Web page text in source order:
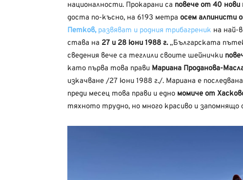
националности. Прокарани са повече от 40
доста по-късно, на 6193 метра осем алпинисти
Петков, развяват и родния трибагреник на най-
става на 27 и 28 юни 1988 г.„Българската
сведения вече са теглили своите шейнички
като първа това прави Мариана Проданова-
изкачване /27 юни 1988 г./. Мариана е
преди месец това прави и едно момиче от
тяхното трудно, но много красиво и запомнящо